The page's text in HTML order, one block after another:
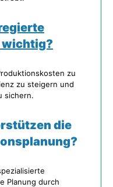
zu
zu steigern und
sichern.
die
Planung durch